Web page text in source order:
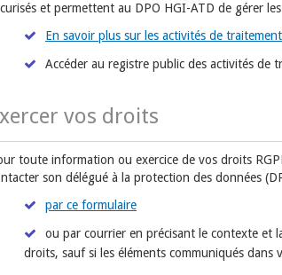
et permettent au DPO HGI-ATD de gérer
En savoir plus sur les activités de
Accéder au registre public des activités de
vos droits
toute information ou exercice de vos droits
son délégué à la protection des données
par ce formulaire
ou par courrier en précisant le contexte et
droits, sauf si les éléments communiqués